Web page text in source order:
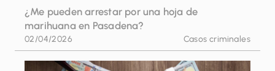
¿Me pueden arrestar por una hoja de
marihuana en Pasadena?
02/04/2026 Casos criminales